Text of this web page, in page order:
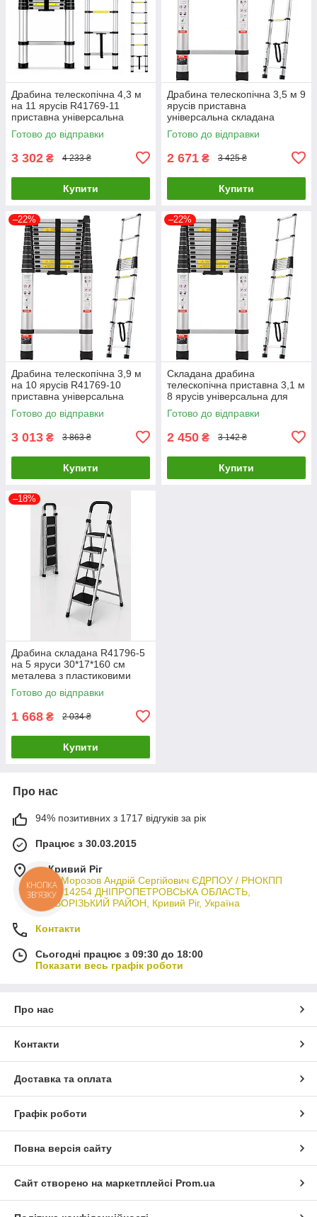
Драбина телескопічна 4,3 м
на 11 ярусів R41769-11
приставна універсальна
складана драбина для дому
та ремонту
Готово до відправки
3 302 ₴ 4 233 ₴
Купити
Драбина телескопічна 3,5 м 9
ярусів приставна
універсальна складана
драбина для дому та
ремонту R41769
Готово до відправки
2 671 ₴ 3 425 ₴
Купити
–22%
Драбина телескопічна 3,9 м
на 10 ярусів R41769-10
приставна універсальна
складана драбина для дому
та ремонту
Готово до відправки
3 013 ₴ 3 863 ₴
Купити
–22%
Складана драбина
телескопічна приставна 3,1 м
8 ярусів універсальна для
дому та ремонту R41769- 8
Готово до відправки
2 450 ₴ 3 142 ₴
Купити
–18%
Драбина складана R41796-5
на 5 яруси 30*17*160 см
металева з пластиковими
накладками, універсальна
Готово до відправки
1 668 ₴ 2 034 ₴
Купити
Про нас
94% позитивних з 1717 відгуків за рік
Працює з 30.03.2015
м. Кривий Ріг
ФОП Морозов Андрій Сергійович ЄДРПОУ / РНОКПП
3044714254 ДНІПРОПЕТРОВСЬКА ОБЛАСТЬ,
КРИВОРІЗЬКИЙ РАЙОН, Кривий Ріг, Україна
Контакти
Сьогодні працює з 09:30 до 18:00
Показати весь графік роботи
Про нас
Контакти
Доставка та оплата
Графік роботи
Повна версія сайту
Сайт створено на маркетплейсі Prom.ua